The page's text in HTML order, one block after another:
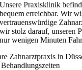
Unsere Praxisklinik
bequem erreichbar. Wir
vertrauenswürdige
wir stolz darauf, unseren
nur wenigen Minuten
Zahnarztpraxis in